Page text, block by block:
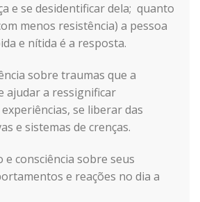
e se desidentificar dela; quanto
menos resistência) a pessoa
e nítida é a resposta.
sobre traumas que a
ajudar a ressignificar
se liberar das
e sistemas de crenças.
e consciência sobre seus
e reações no dia a